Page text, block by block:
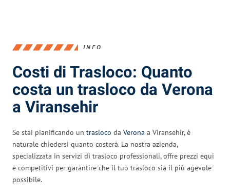
INFO
Costi di Trasloco: Quanto
costa un trasloco da Verona
a Viransehir
Se stai pianificando un trasloco da Verona a Viransehir, è
naturale chiedersi quanto costerà. La nostra azienda,
specializzata in servizi di trasloco professionali, offre prezzi equi
e competitivi per garantire che il tuo trasloco sia il più agevole
possibile.